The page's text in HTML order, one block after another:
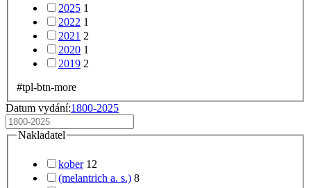
2025 1
2022 1
2021 2
2020 1
2019 2
#tpl-btn-more
Datum vydání:1800-2025
Nakladatel
kober 12
(melantrich a. s.) 8